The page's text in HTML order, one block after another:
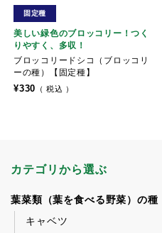
美しい緑色のブロッコリー！つく
りやすく、多収！
ブロッコリードシコ（ブロッコリ
ーの種）【固定種】
固定種
¥330 税込
カテゴリから選ぶ
葉菜類（葉を食べる野菜）の種
キャベツ